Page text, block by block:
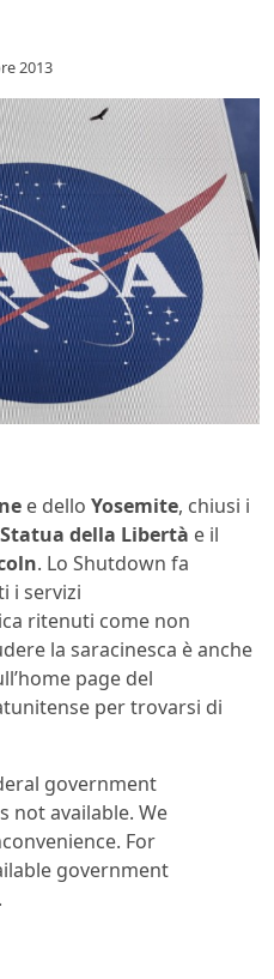
2013
e dello Yosemite, chiusi i
Statua della Libertà e il
. Lo Shutdown fa
i servizi
ritenuti come non
la saracinesca è anche
page del
per trovarsi di
government
not available. We
For
government